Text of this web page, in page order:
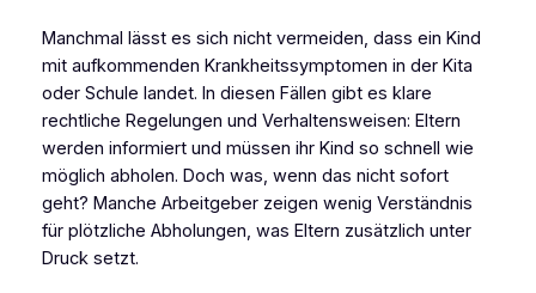
Manchmal lässt es sich nicht vermeiden, dass ein Kind
mit aufkommenden Krankheitssymptomen in der Kita
oder Schule landet. In diesen Fällen gibt es klare
rechtliche Regelungen und Verhaltensweisen: Eltern
werden informiert und müssen ihr Kind so schnell wie
möglich abholen. Doch was, wenn das nicht sofort
geht? Manche Arbeitgeber zeigen wenig Verständnis
für plötzliche Abholungen, was Eltern zusätzlich unter
Druck setzt.